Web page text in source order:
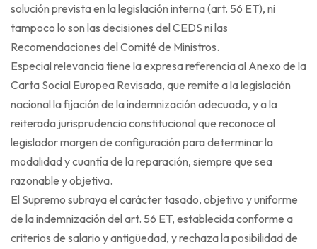
solución prevista en la legislación interna (art. 56 ET), ni
tampoco lo son las decisiones del CEDS ni las
Recomendaciones del Comité de Ministros.
Especial relevancia tiene la expresa referencia al Anexo de la
Carta Social Europea Revisada, que remite a la legislación
nacional la fijación de la indemnización adecuada, y a la
reiterada jurisprudencia constitucional que reconoce al
legislador margen de configuración para determinar la
modalidad y cuantía de la reparación, siempre que sea
razonable y objetiva.
El Supremo subraya el carácter tasado, objetivo y uniforme
de la indemnización del art. 56 ET, establecida conforme a
criterios de salario y antigüedad, y rechaza la posibilidad de